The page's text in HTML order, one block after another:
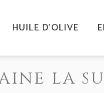
HUILE D’OLIVE
LA